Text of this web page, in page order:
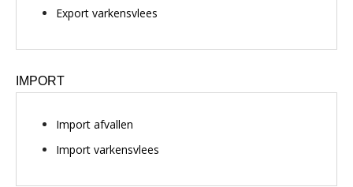
Export varkensvlees
IMPORT
Import afvallen
Import varkensvlees